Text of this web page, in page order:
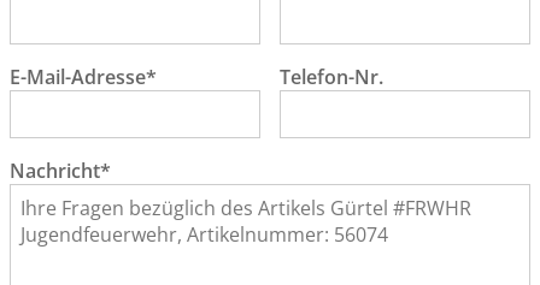
E-Mail-Adresse* Telefon-Nr.
Nachricht*